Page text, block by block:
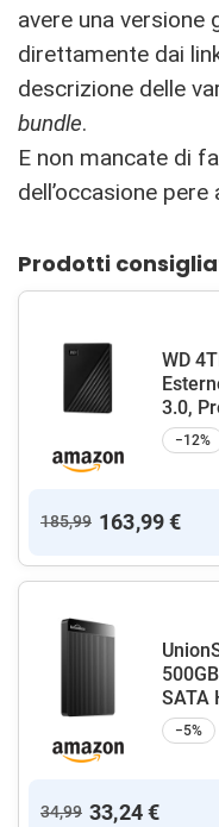
avere una versione
direttamente dai
descrizione delle
bundle.
E non mancate di
dell’occasione
Prodotti
WD
3.0,
−12%
185,99 163,99 €
SATA
−5%
34,99 33,24 €